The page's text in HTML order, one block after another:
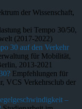
der Wissenschaft,
bei Tempo 30/50,
(2017-2022)
30 auf den Verkehr
für Mobilität,
2013-2021
Empfehlungen für
VCS Verkehrsclub der
–